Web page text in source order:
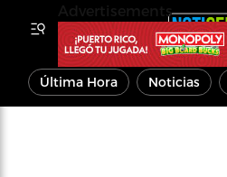
Última Hora Noticias
Advertisements